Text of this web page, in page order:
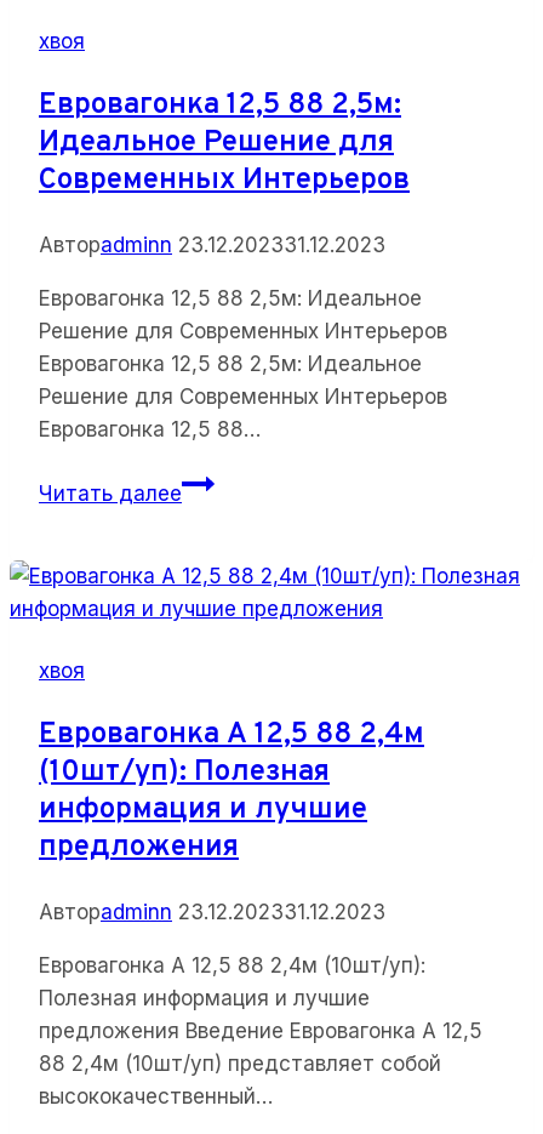
хвоя
Евровагонка 12,5 88 2,5м:
Идеальное Решение для
Современных Интерьеров
Авторadminn 23.12.202331.12.2023
Евровагонка 12,5 88 2,5м: Идеальное
Решение для Современных Интерьеров
Евровагонка 12,5 88 2,5м: Идеальное
Решение для Современных Интерьеров
Евровагонка 12,5 88…
Читать далееЕвровагонка
2,5м:
Идеальное
Интерьеров
хвоя
Евровагонка А 12,5 88 2,4м
(10шт/уп): Полезная
информация и лучшие
предложения
Авторadminn 23.12.202331.12.2023
Евровагонка А 12,5 88 2,4м (10шт/уп):
Полезная информация и лучшие
предложения Введение Евровагонка А 12,5
88 2,4м (10шт/уп) представляет собой
высококачественный…